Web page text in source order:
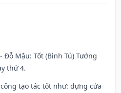
Đỗ Mậu: Tốt (Bình Tú) Tướng
thứ 4.
tạo tác tốt như: dựng cửa